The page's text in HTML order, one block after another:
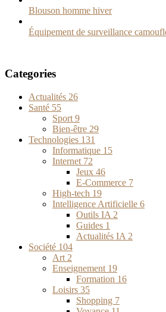
Blouson homme hiver
Équipement de surveillance
Categories
Actualités 26
Santé 55
Sport 9
Bien-être 29
Technologies 131
Informatique 15
Internet 72
Jeux 46
E-Commerce 7
High-tech 19
Intelligence Artificielle 6
Outils IA 2
Guides 1
Actualités IA 2
Société 104
Art 2
Enseignement 19
Formation 16
Loisirs 35
Shopping 7